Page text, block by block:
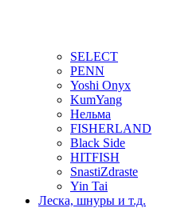
SELECT
PENN
Yoshi Onyx
KumYang
Нельма
FISHERLAND
Black Side
HITFISH
SnastiZdraste
Yin Tai
Леска, шнуры и т.д.